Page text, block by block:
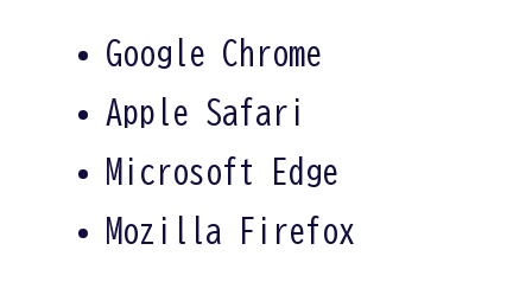
Google Chrome
Apple Safari
Microsoft Edge
Mozilla Firefox